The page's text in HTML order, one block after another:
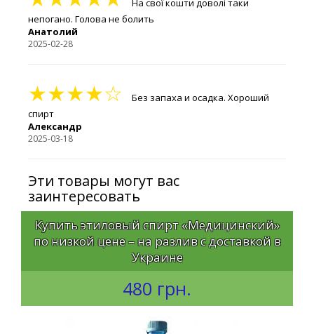
На свої кошти доволі таки
непогано. Голова не болить
Анатолий
2025-02-28
★★★★☆
Без запаха и осадка. Хороший
спирт
Александр
2025-03-18
Эти товары могут вас
заинтересовать
Купить этиловый спирт «Медицинский»
по низкой цене – на разлив с доставкой в
Украине
480 грн.